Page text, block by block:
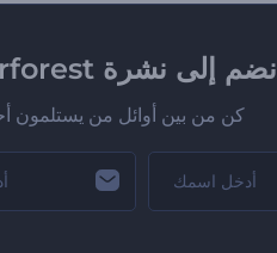
انضم إلى نشرة Renderforest الإخبارية
كن من بين أوائل من يستلمون